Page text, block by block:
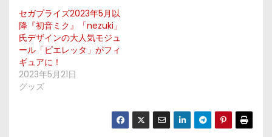
セガプライズ2023年5月以
降『初音ミク』「nezuki」
氏デザインの大人気モジュ
ール「ピエレッタ」がフィ
ギュアに！
2023年5月21日
グッズ